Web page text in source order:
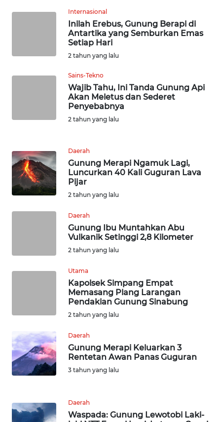
Internasional
Inilah Erebus, Gunung Berapi di
Antartika yang Semburkan Emas
Setiap Hari
2 tahun yang lalu
Sains-Tekno
Wajib Tahu, Ini Tanda Gunung Api
Akan Meletus dan Sederet
Penyebabnya
2 tahun yang lalu
Daerah
Gunung Merapi Ngamuk Lagi,
Luncurkan 40 Kali Guguran Lava
Pijar
2 tahun yang lalu
Daerah
Gunung Ibu Muntahkan Abu
Vulkanik Setinggi 2,8 Kilometer
2 tahun yang lalu
Utama
Kapolsek Simpang Empat
Memasang Plang Larangan
Pendakian Gunung Sinabung
2 tahun yang lalu
Daerah
Gunung Merapi Keluarkan 3
Rentetan Awan Panas Guguran
3 tahun yang lalu
Daerah
Waspada: Gunung Lewotobi Laki-
WN
JATENG
JOGJA
WN
WN
KALBAR
KALTENG